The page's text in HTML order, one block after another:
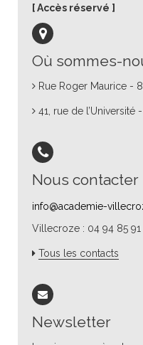
Où sommes-
Rue Roger Maurice -
41, rue de l’Université
Nous contacter
info@academie-
Villecroze : 04 94 85
Tous les contacts
Newsletter
Accès réservé